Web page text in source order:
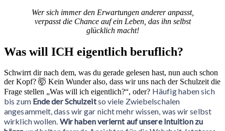
Wer sich immer den Erwartungen anderer anpasst,
verpasst die Chance auf ein Leben, das ihn selbst
glücklich macht!
Was will ICH eigentlich beruflich?
Schwirrt dir nach dem, was du gerade gelesen hast, nun auch schon
der Kopf? 🤯 Kein Wunder also, dass wir uns nach der Schulzeit die
Frage stellen „Was will ich eigentlich?“, oder? Häufig haben sich
bis zum Ende der Schulzeitso viele Zwiebelschalen
angesammelt, dass wir gar nicht mehr wissen, was wir selbst
wirklich wollen. Wir haben verlernt auf unsere Intuition zu